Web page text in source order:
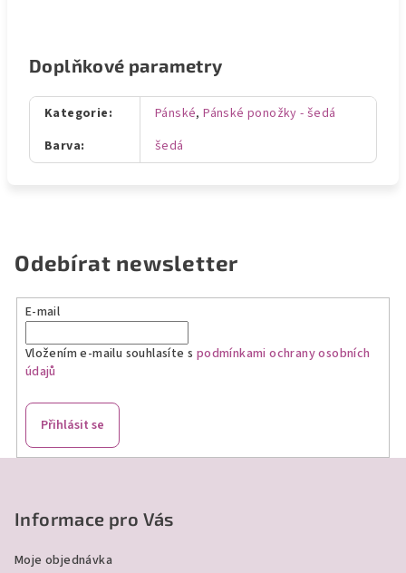
Doplňkové parametry
Kategorie: Pánské,Pánské ponožky - šedá
Barva: šedá
Odebírat newsletter
E-mail
Vložením e-mailu souhlasíte s podmínkami ochrany osobních
údajů
Přihlásit se
Informace pro Vás
Moje objednávka